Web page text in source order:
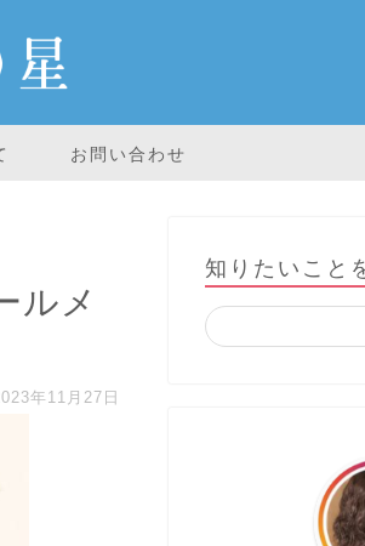
お問い合わせ
ルメ
年11月27日
知りたいこと